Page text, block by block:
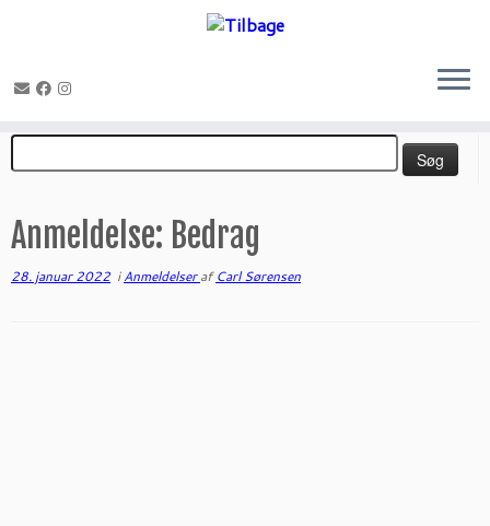
indhold
Søg
efter:
Anmeldelse: Bedrag
28. januar 2022 iAnmeldelserafCarl Sørensen